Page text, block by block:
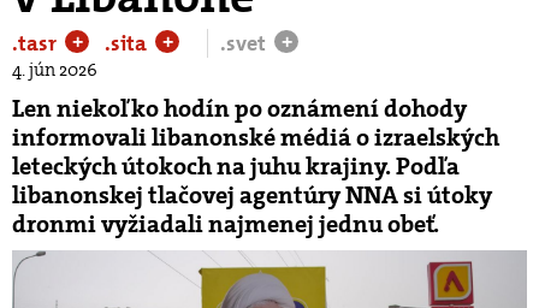
.tasr + .sita + .svet +
4. jún 2026
Len niekoľko hodín po oznámení dohody
informovali libanonské médiá o izraelských
leteckých útokoch na juhu krajiny. Podľa
libanonskej tlačovej agentúry NNA si útoky
dronmi vyžiadali najmenej jednu obeť.